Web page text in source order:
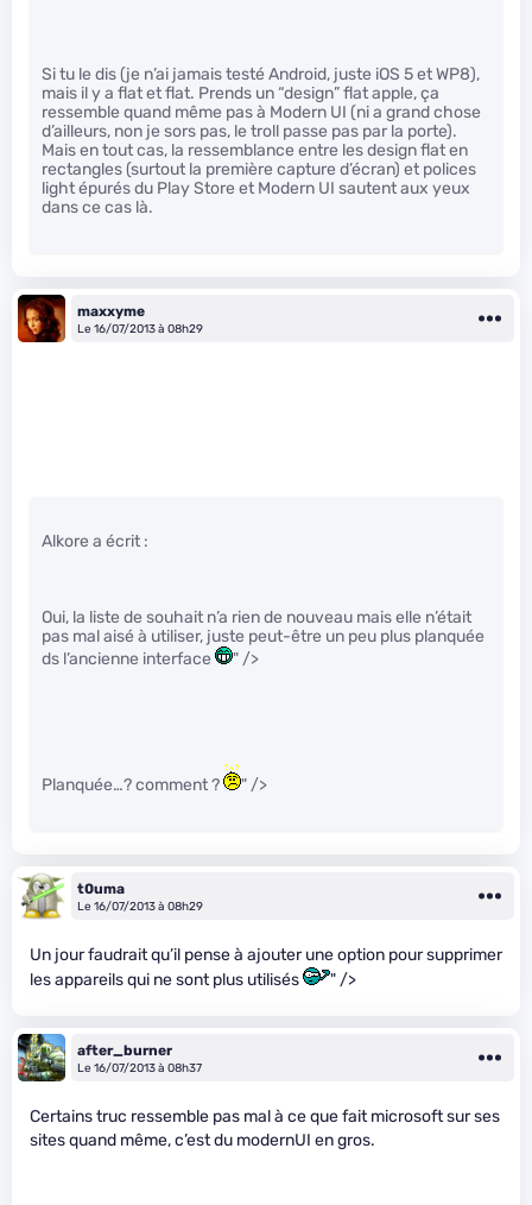
Si tu le dis (je n’ai jamais testé Android, juste iOS 5 et WP8),
mais il y a flat et flat. Prends un “design” flat apple, ça
ressemble quand même pas à Modern UI (ni a grand chose
d’ailleurs, non je sors pas, le troll passe pas par la porte).
Mais en tout cas, la ressemblance entre les design flat en
rectangles (surtout la première capture d’écran) et polices
light épurés du Play Store et Modern UI sautent aux yeux
dans ce cas là.
maxxyme
Le 16/07/2013 à 08h29
Alkore a écrit :
Oui, la liste de souhait n’a rien de nouveau mais elle n’était
pas mal aisé à utiliser, juste peut-être un peu plus planquée
ds l’ancienne interface
" />
Planquée…? comment ? " />
t0uma
Le 16/07/2013 à 08h29
Un jour faudrait qu’il pense à ajouter une option pour supprimer
les appareils qui ne sont plus utilisés
" />
after_burner
Le 16/07/2013 à 08h37
Certains truc ressemble pas mal à ce que fait microsoft sur ses
sites quand même, c’est du modernUI en gros.